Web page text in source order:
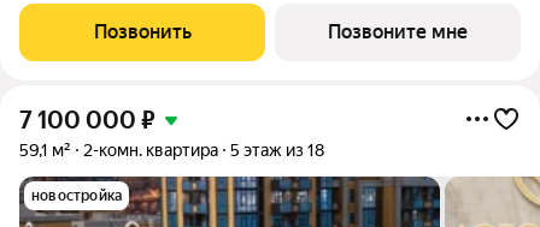
доступности находятся лучшие школы, гимназии и детские
Позвонить Позвоните мне
7 100 000 ₽
59,1 м² 2-комн. квартира 5 этаж из 18
новостройка